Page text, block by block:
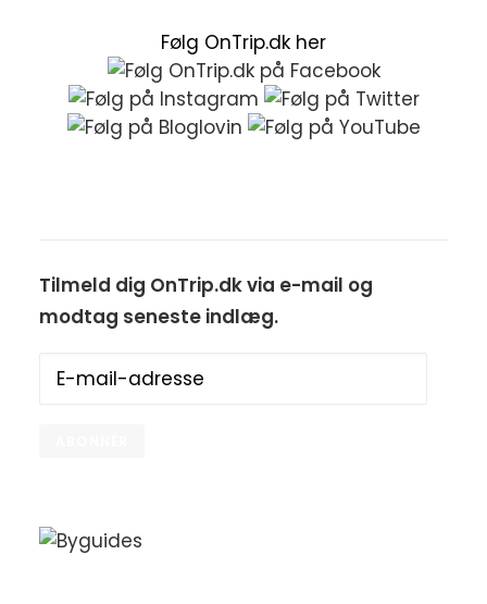
Følg OnTrip.dk her
Tilmeld dig OnTrip.dk via e-mail og
modtag seneste indlæg.